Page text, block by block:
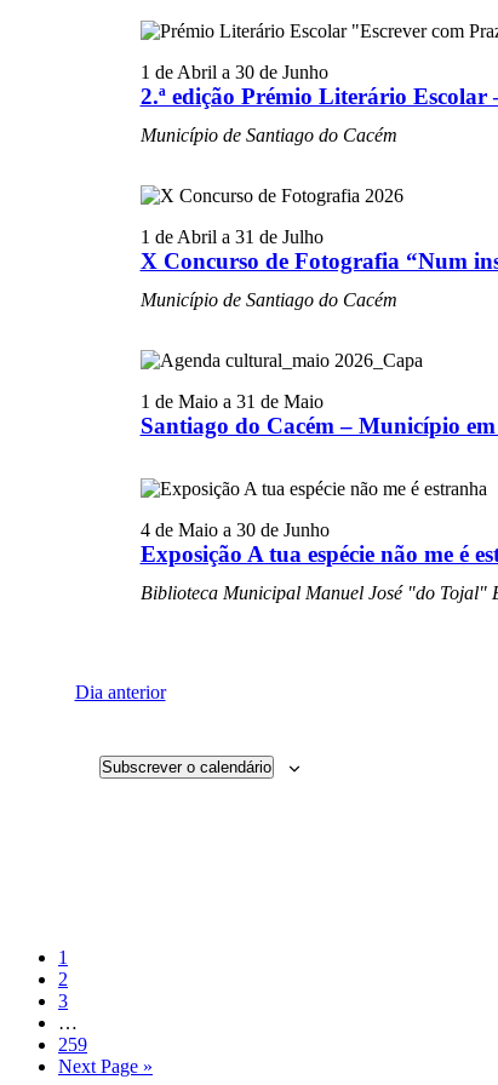
2.ª edição Prémio Literário Escolar
1 de Abril a 30 de Junho
Município de Santiago do Cacém
X Concurso de Fotografia “Num
1 de Abril a 31 de Julho
Município de Santiago do Cacém
Santiago do Cacém – Município
1 de Maioa 31 de Maio
Exposição A tua espécie não me é
4 de Maioa 30 de Junho
Biblioteca Municipal Manuel José "do Tojal"
Dia anterior
Subscrever o calendário
Página
1
Página
2
Página
3
pages
omitted
…
Página
259
Go
Next Page »